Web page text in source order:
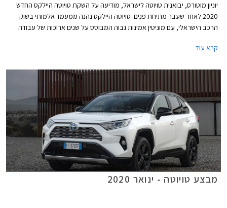
יוניון מוטורס, יבואנית טויוטה לישראל, מודיעה על השקת טויוטה היילקס החדש
2020 לאחר שעבר מתיחת פנים. טויוטה היילקס נהנה ממעמד אלמותי בשוק
הרכב הישראלי, עם מוניטין אמינות גבוה המבוסס על שנים ארוכות של עבודה
קרא עוד
מבצע טויוטה - ינואר 2020